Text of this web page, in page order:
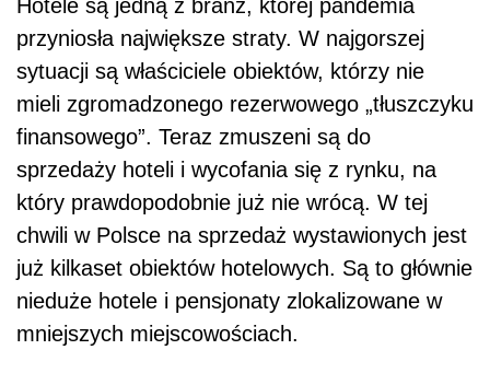
Hotele są jedną z branż, której pandemia
przyniosła największe straty. W najgorszej
sytuacji są właściciele obiektów, którzy nie
mieli zgromadzonego rezerwowego „tłuszczyku
finansowego”. Teraz zmuszeni są do
sprzedaży hoteli i wycofania się z rynku, na
który prawdopodobnie już nie wrócą. W tej
chwili w Polsce na sprzedaż wystawionych jest
już kilkaset obiektów hotelowych. Są to głównie
nieduże hotele i pensjonaty zlokalizowane w
mniejszych miejscowościach.